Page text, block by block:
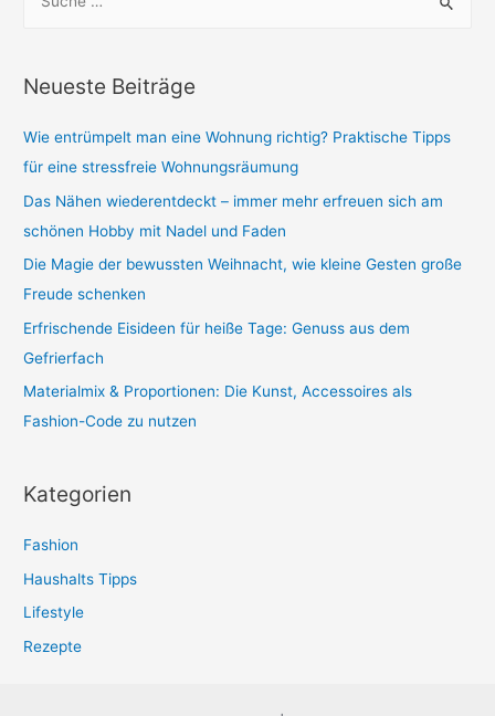
und
sie
gesunde
Haut
vermeiden
h
n
n
a
c
h
:
Neueste Beiträge
Wie entrümpelt man eine Wohnung richtig? Praktische Tipps
für eine stressfreie Wohnungsräumung
Das Nähen wiederentdeckt – immer mehr erfreuen sich am
schönen Hobby mit Nadel und Faden
Die Magie der bewussten Weihnacht, wie kleine Gesten große
Freude schenken
Erfrischende Eisideen für heiße Tage: Genuss aus dem
Gefrierfach
Materialmix & Proportionen: Die Kunst, Accessoires als
Fashion-Code zu nutzen
Kategorien
Fashion
Haushalts Tipps
Lifestyle
Rezepte